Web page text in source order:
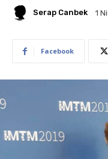
Serap Canbek 1
Facebook